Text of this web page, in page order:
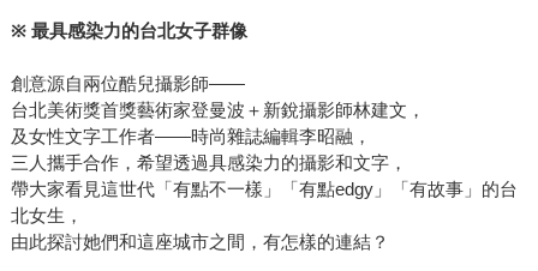
※ 最具感染力的台北女子群像
創意源自兩位酷兒攝影師——
台北美術獎首獎藝術家登曼波＋新銳攝影師林建文，
及女性文字工作者——時尚雜誌編輯李昭融，
三人攜手合作，希望透過具感染力的攝影和文字，
帶大家看見這世代「有點不一樣」「有點edgy」「有故事」的台
北女生，
由此探討她們和這座城市之間，有怎樣的連結？